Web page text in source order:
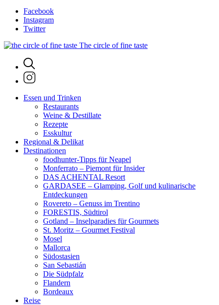
Facebook
Instagram
Twitter
The circle of fine taste
Essen und Trinken
Restaurants
Weine & Destillate
Rezepte
Esskultur
Regional & Delikat
Destinationen
foodhunter-Tipps für Neapel
Monferrato – Piemont für Insider
DAS ACHENTAL Resort
GARDASEE – Glamping, Golf und kulinarische
Entdeckungen
Rovereto – Genuss im Trentino
FORESTIS, Südtirol
Gotland – Inselparadies für Gourmets
St. Moritz – Gourmet Festival
Mosel
Mallorca
Südostasien
San Sebastián
Die Südpfalz
Flandern
Bordeaux
Reise